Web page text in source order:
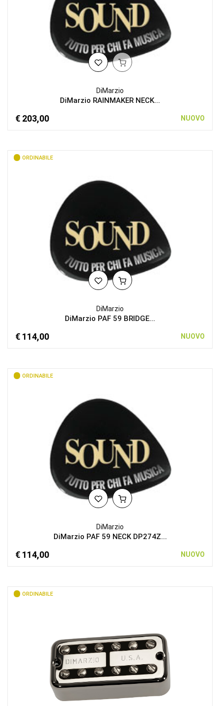
DiMarzio
DiMarzio RAINMAKER NECK...
€ 203,00 NUOVO
ORDINABILE
DiMarzio
DiMarzio PAF 59 BRIDGE...
€ 114,00 NUOVO
ORDINABILE
DiMarzio
DiMarzio PAF 59 NECK DP274Z...
€ 114,00 NUOVO
ORDINABILE